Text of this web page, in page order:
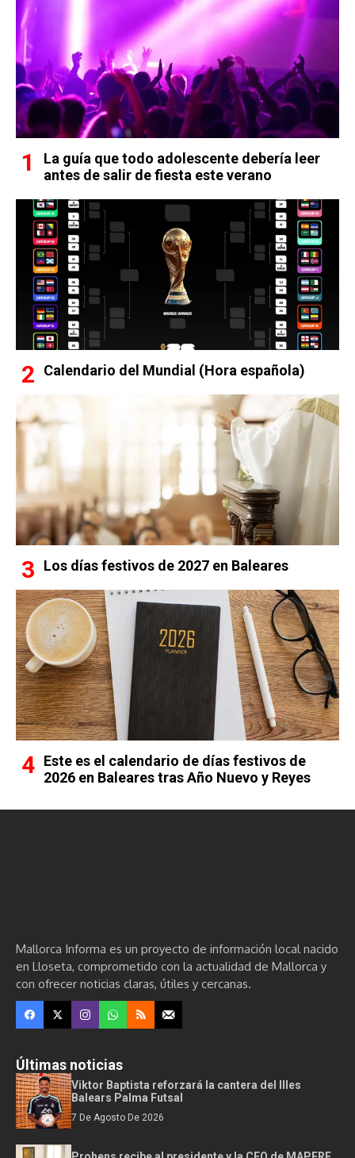
La guía que todo adolescente debería leer
antes de salir de fiesta este verano
Calendario del Mundial (Hora española)
Los días festivos de 2027 en Baleares
Este es el calendario de días festivos de
2026 en Baleares tras Año Nuevo y Reyes
Mallorca Informa es un proyecto de información local nacido
en Lloseta, comprometido con la actualidad de Mallorca y
con ofrecer noticias claras, útiles y cercanas.
Últimas noticias
Viktor Baptista reforzará la cantera del Illes
Balears Palma Futsal
7 De Agosto De 2026